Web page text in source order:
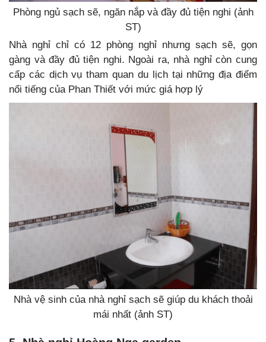
Phòng ngủ sạch sẽ, ngăn nắp và đầy đủ tiện nghi (ảnh
ST)
Nhà nghỉ chỉ có 12 phòng nghỉ nhưng sạch sẽ, gọn
gàng và đầy đủ tiện nghi. Ngoài ra, nhà nghỉ còn cung
cấp các dịch vụ tham quan du lịch tại những địa điểm
nổi tiếng của Phan Thiết với mức giá hợp lý
Nhà vệ sinh của nhà nghỉ sạch sẽ giúp du khách thoải
mái nhất (ảnh ST)